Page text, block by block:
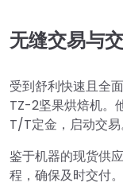
无缝交易与
受到舒利快速且全
TZ-2坚果烘焙机。
T/T定金，启动交易
鉴于机器的现货供
程，确保及时交付。